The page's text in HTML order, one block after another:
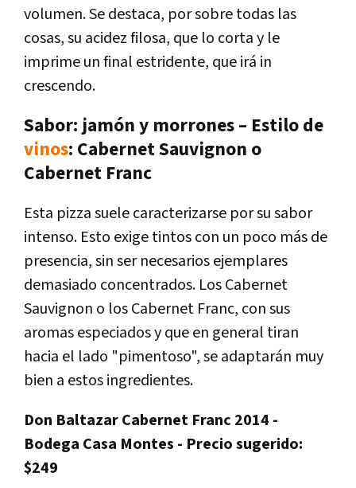
volumen. Se destaca, por sobre todas las
cosas, su acidez filosa, que lo corta y le
imprime un final estridente, que irá in
crescendo.
Sabor: jamón y morrones – Estilo de
vinos: Cabernet Sauvignon o
Cabernet Franc
Esta pizza suele caracterizarse por su sabor
intenso. Esto exige tintos con un poco más de
presencia, sin ser necesarios ejemplares
demasiado concentrados. Los Cabernet
Sauvignon o los Cabernet Franc, con sus
aromas especiados y que en general tiran
hacia el lado "pimentoso", se adaptarán muy
bien a estos ingredientes.
Don Baltazar Cabernet Franc 2014 -
Bodega Casa Montes - Precio sugerido:
$249